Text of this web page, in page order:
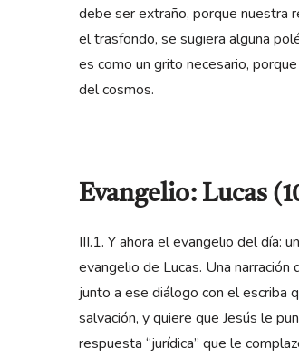
debe ser extraño, porque nuestra
el trasfondo, se sugiera alguna
es como un grito necesario,
del cosmos.
Evangelio: Lucas
III.1. Y ahora el evangelio del día:
evangelio de Lucas. Una
junto a ese diálogo con el escriba
salvación, y quiere que Jesús le
respuesta “jurídica” que le